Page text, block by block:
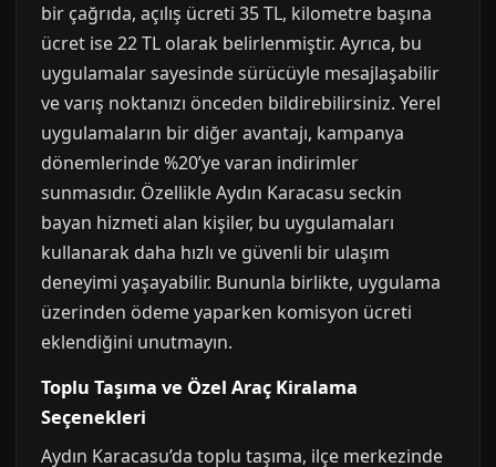
bir çağrıda, açılış ücreti 35 TL, kilometre başına
ücret ise 22 TL olarak belirlenmiştir. Ayrıca, bu
uygulamalar sayesinde sürücüyle mesajlaşabilir
ve varış noktanızı önceden bildirebilirsiniz. Yerel
uygulamaların bir diğer avantajı, kampanya
dönemlerinde %20’ye varan indirimler
sunmasıdır. Özellikle Aydın Karacasu seckin
bayan hizmeti alan kişiler, bu uygulamaları
kullanarak daha hızlı ve güvenli bir ulaşım
deneyimi yaşayabilir. Bununla birlikte, uygulama
üzerinden ödeme yaparken komisyon ücreti
eklendiğini unutmayın.
Toplu Taşıma ve Özel Araç Kiralama
Seçenekleri
Aydın Karacasu’da toplu taşıma, ilçe merkezinde